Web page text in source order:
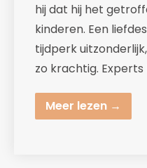
hij dat hij het
kinderen. Een
tijdperk
zo krachtig. Experts
Meer lezen →